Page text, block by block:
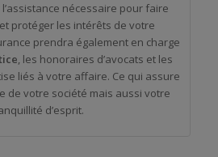
nécessaire pour faire
protéger les intérêts de votre
prendra également en charge
, les honoraires d’avocats et les
liés à votre affaire. Ce qui assure
de votre société mais aussi votre
d’esprit.